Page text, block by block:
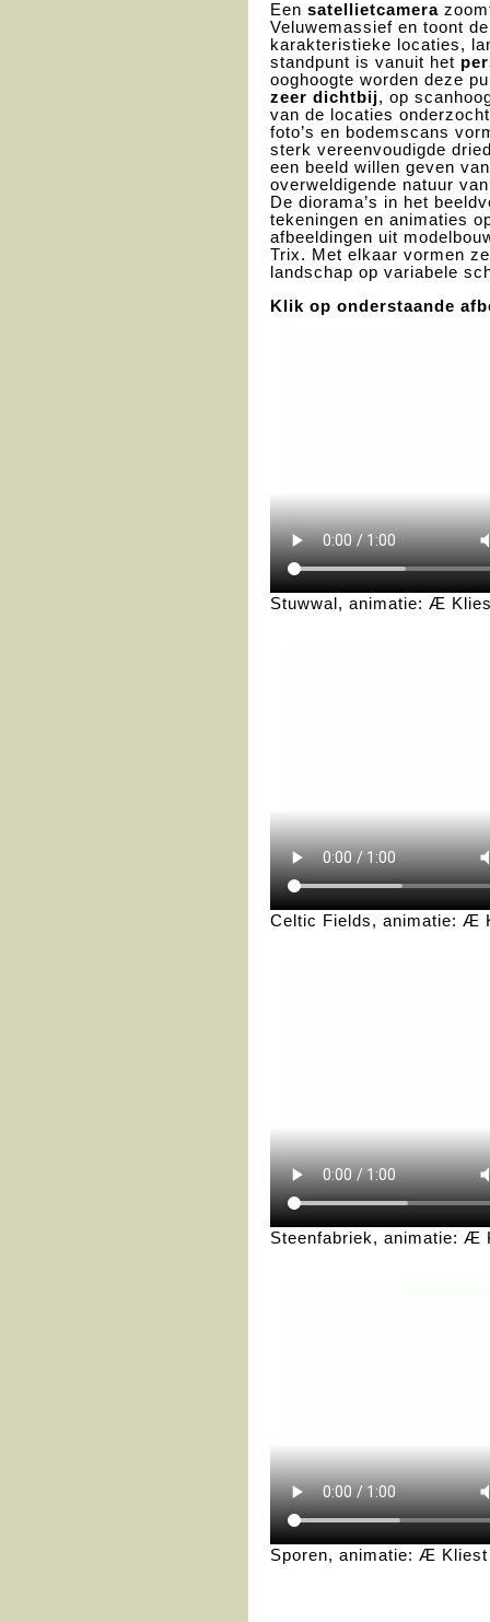
Een satellietcamera
Veluwemassief en toont
karakteristieke locaties,
standpunt is vanuit het
ooghoogte worden deze
zeer dichtbij, op
van de locaties
foto’s en bodemscans
sterk vereenvoudigde
een beeld willen geven
overweldigende natuur
De diorama’s in het
tekeningen en animaties
afbeeldingen uit
Trix. Met elkaar vormen
landschap op variabele
Klik op onderstaande
Stuwwal, animatie: Æ
Celtic Fields, animatie: Æ
Steenfabriek, animatie: Æ
Sporen, animatie: Æ